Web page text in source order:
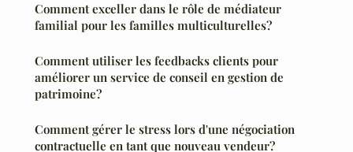
Comment exceller dans le rôle de médiateur
familial pour les familles multiculturelles?
Comment utiliser les feedbacks clients pour
améliorer un service de conseil en gestion de
patrimoine?
Comment gérer le stress lors d'une négociation
contractuelle en tant que nouveau vendeur?